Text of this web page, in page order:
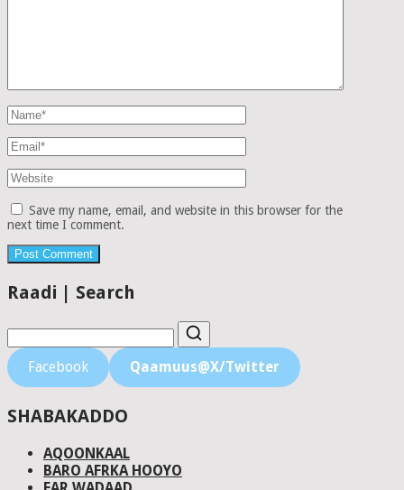
Save my name, email, and website in this browser for the
next time I comment.
Raadi | Search
Facebook Qaamuus@X/Twitter
SHABAKADDO
AQOONKAAL
BARO AFRKA HOOYO